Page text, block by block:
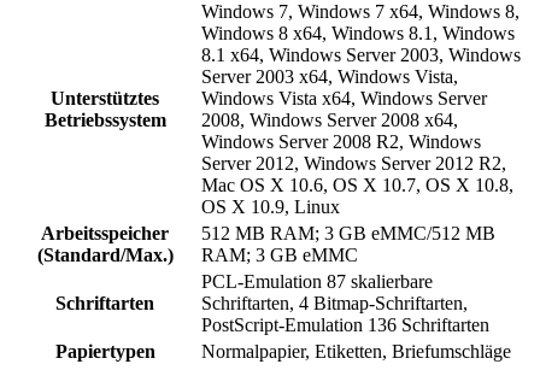
Unterstütztes
Betriebssystem
Windows 7, Windows 7 x64, Windows 8,
Windows 8 x64, Windows 8.1, Windows
8.1 x64, Windows Server 2003, Windows
Server 2003 x64, Windows Vista,
Windows Vista x64, Windows Server
2008, Windows Server 2008 x64,
Windows Server 2008 R2, Windows
Server 2012, Windows Server 2012 R2,
Mac OS X 10.6, OS X 10.7, OS X 10.8,
OS X 10.9, Linux
Arbeitsspeicher
(Standard/Max.)
512 MB RAM; 3 GB eMMC/512 MB
RAM; 3 GB eMMC
Schriftarten
PCL-Emulation 87 skalierbare
Schriftarten, 4 Bitmap-Schriftarten,
PostScript-Emulation 136 Schriftarten
Papiertypen
Normalpapier, Etiketten, Briefumschläge